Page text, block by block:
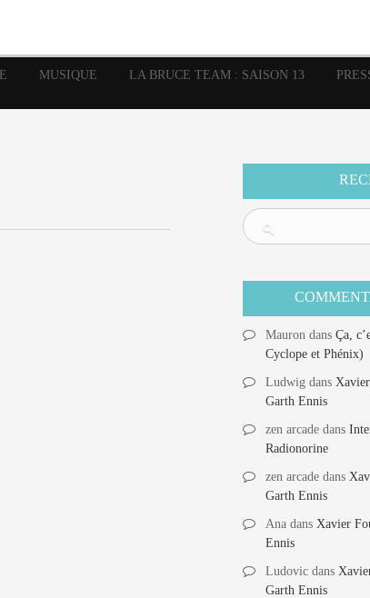
MUSIQUE LA BRUCE TEAM : SAISON 13
Mauron dansÇa,
Cyclope et Phénix)
Ludwig dans
Garth Ennis
zen arcade dans
Radionorine
zen arcade dans
Garth Ennis
Ana dansXavier
Ennis
Ludovic dans
Garth Ennis
Mangas Marvel Mattie boy Musique
Panini Présence
Punisher Rock Semic Special Guest Spidey Superman